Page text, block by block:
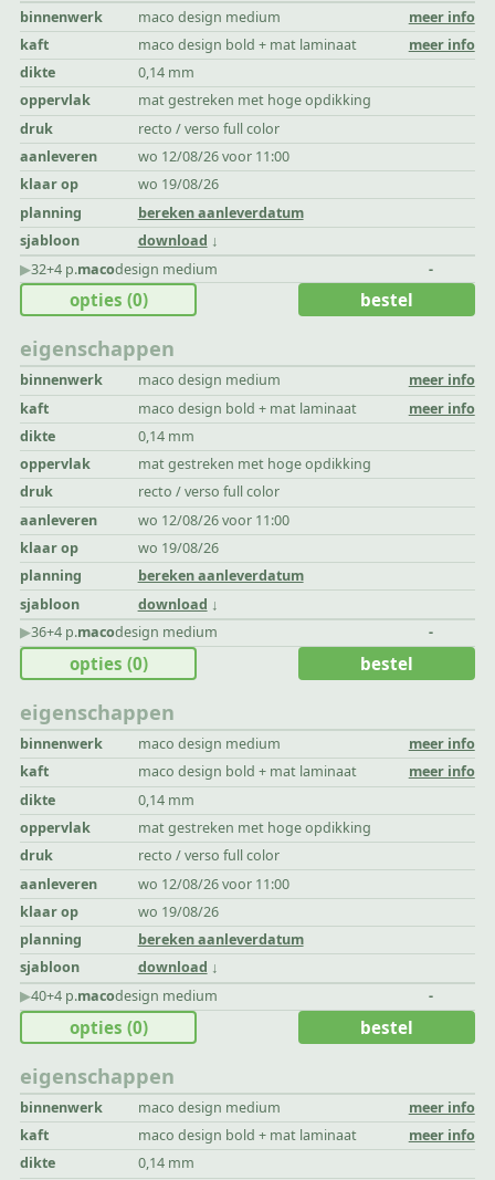
binnenwerk maco design medium
meer info
kaft
maco design bold + mat laminaat
meer info
dikte
0,14 mm
oppervlak
mat gestreken met hoge opdikking
druk
recto / verso full color
aanleveren
wo 12/08/26 voor 11:00
klaar op
wo 19/08/26
planning
bereken aanleverdatum
sjabloon
download
▶︎32+4 p.macodesign medium -
eigenschappen
binnenwerk maco design medium
meer info
kaft
maco design bold + mat laminaat
meer info
dikte
0,14 mm
oppervlak
mat gestreken met hoge opdikking
druk
recto / verso full color
aanleveren
wo 12/08/26 voor 11:00
klaar op
wo 19/08/26
planning
bereken aanleverdatum
sjabloon
download
opties (0) bestel
▶︎36+4 p.macodesign medium -
eigenschappen
binnenwerk maco design medium
meer info
kaft
maco design bold + mat laminaat
meer info
dikte
0,14 mm
oppervlak
mat gestreken met hoge opdikking
druk
recto / verso full color
aanleveren
wo 12/08/26 voor 11:00
klaar op
wo 19/08/26
planning
bereken aanleverdatum
sjabloon
download
opties (0) bestel
▶︎40+4 p.macodesign medium -
eigenschappen
binnenwerk maco design medium
meer info
kaft
maco design bold + mat laminaat
meer info
dikte
0,14 mm
opties (0) bestel